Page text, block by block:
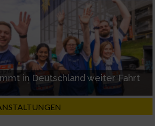
in Deutschland weiter Fahrt